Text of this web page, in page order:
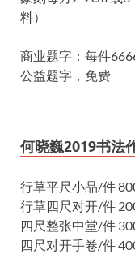
料）
商业题字：每件
公益题字，免费
何晓巍2019书法
行草平尺小品/件
行草四尺对开/件
四尺整张中堂/件
四尺对开手卷/件